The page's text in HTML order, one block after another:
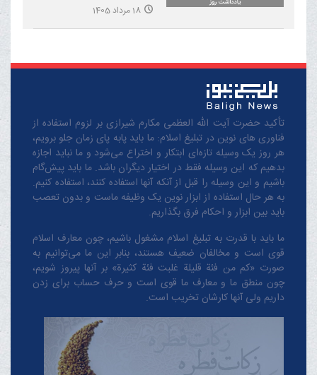
18 مرداد 1405
تأکید حضرت آیت الله العظمی مکارم شیرازی بر لزوم استفاده از
فناوری های نوین در تبلیغ اسلام: ما باید پابه پای زمان جلو برویم،
هر روز یک وسیله تازه‌ای ابتکار و اختراع می‌شود و ما نباید اجازه
بدهیم که این وسیله فقط در اختیار دیگران باشد. ما باید پیش‌گام
باشیم و این وسیله را قبل از آنکه آنها استفاده کنند، استفاده کنیم.
به هر حال استفاده از ابزار نوین یک وظیفه ماست و بدون تعصب
باید بین ابزار و احکام فرق بگذاریم.
ما باید با قدرت به تبلیغ اسلام مشغول باشیم، چون معارف اسلام
قوی است و مخالفان ضعیف هستند، بنابر این ما می‌توانیم به
صورت «کم من فئة قلیلة غلبت فئة کثیرة» بر آنها پیروز شویم،
چون منطق‌ ما و معارف ‌ما قوی است و حرف حساب برای زدن
داریم ولی آنها کارشان تخریب است.